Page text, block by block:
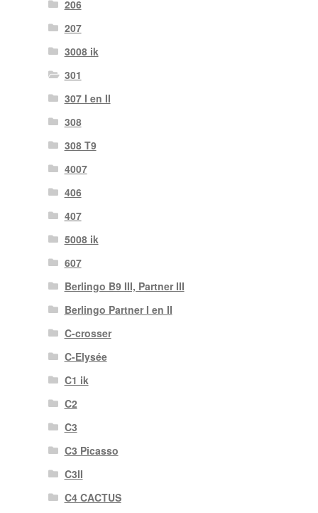
206
207
3008 ik
301
307 I en II
308
308 T9
4007
406
407
5008 ik
607
Berlingo B9 III, Partner III
Berlingo Partner I en II
C-crosser
C-Elysée
C1 ik
C2
C3
C3 Picasso
C3II
C4 CACTUS